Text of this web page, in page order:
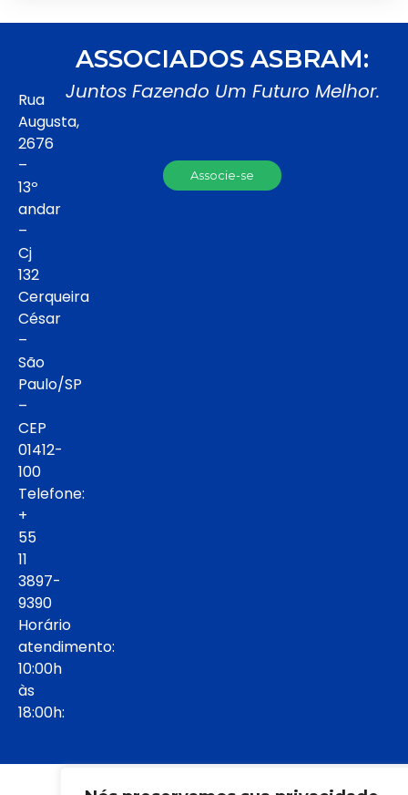
Rua
Augusta,
2676
–
13º
andar
–
Cj
132
Cerqueira
César
–
São
Paulo/SP
–
CEP
01412-
100
Telefone:
+
55
11
3897-
9390
Horário
atendimento:
10:00h
às
18:00h:
ASSOCIADOS ASBRAM:
Juntos Fazendo Um Futuro Melhor.
Associe-se